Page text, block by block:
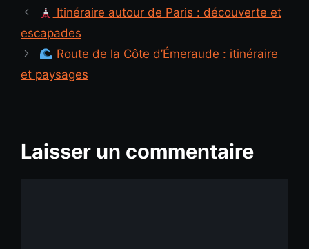
Itinéraire autour de Paris : découverte et
escapades
Route de la Côte d’Émeraude : itinéraire
et paysages
Laisser un commentaire